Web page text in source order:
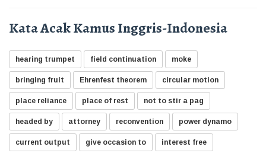
Kata Acak Kamus Inggris-Indonesia
hearing trumpet field continuation moke
bringing fruit Ehrenfest theorem circular motion
place reliance place of rest not to stir a pag
headed by attorney reconvention power dynamo
current output give occasion to interest free